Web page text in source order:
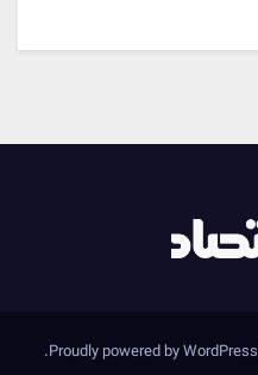
Proudly powered by WordPress
.